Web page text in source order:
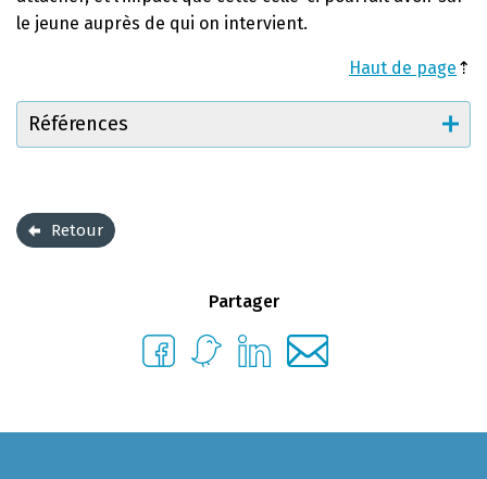
le jeune auprès de qui on intervient.
Haut de page ⇡
Références
Retour
Partager